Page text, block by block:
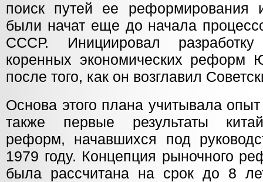
поиск путей ее реформирования
были начат еще до начала
СССР. Инициировал
коренных экономических реформ
после того, как он возглавил
Основа этого плана учитывала
также первые результаты
реформ, начавшихся под
1979 году. Концепция рыночного
была рассчитана на срок до 8